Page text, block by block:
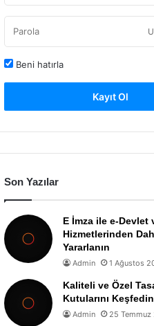
Beni hatırla
Kayıt Ol
Son Yazılar
E İmza ile e-Devlet
Hizmetlerinden
Yararlanın
Admin 1 Ağustos
Kaliteli ve Özel
Kutularını Keşfedin
Admin 25 Temmuz